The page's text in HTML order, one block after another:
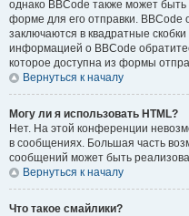
однако BBCode также может
форме для его отправки. BBCode
заключаются в квадратные
информацией о BBCode
которое доступна из формы
Вернуться к началу
Могу ли я использовать HTML?
Нет. На этой конференции
в сообщениях. Большая часть
сообщений может быть
Вернуться к началу
Что такое смайлики?